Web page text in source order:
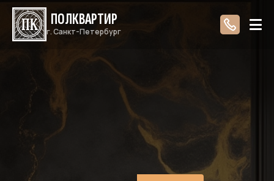
ПОЛКВАРТИР
г. Санкт-Петербург